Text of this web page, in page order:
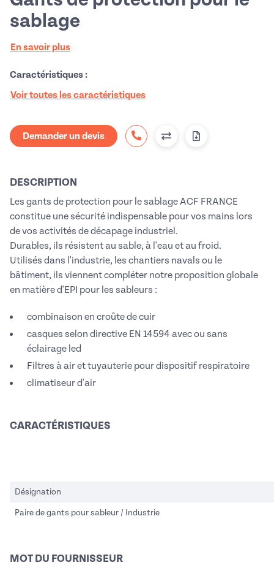
sablage
En savoir plus
Caractéristiques :
Voir toutes les caractéristiques
Demander un devis
DESCRIPTION
Les gants de protection pour le sablage ACF FRANCE
constitue une sécurité indispensable pour vos mains lors
de vos activités de décapage industriel.
Durables, ils résistent au sable, à l'eau et au froid.
Utilisés dans l'industrie, les chantiers navals ou le
bâtiment, ils viennent compléter notre proposition globale
en matière d'EPI pour les sableurs :
combinaison en croûte de cuir
casques selon directive EN 14594 avec ou sans
éclairage led
Filtres à air et tuyauterie pour dispositif respiratoire
climatiseur d'air
CARACTÉRISTIQUES
Désignation
Paire de gants pour sableur / Industrie
MOT DU FOURNISSEUR